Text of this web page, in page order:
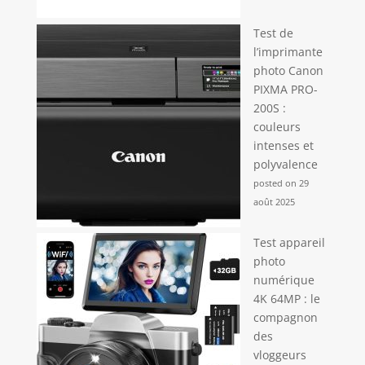
Test de
l’imprimante
photo Canon
PIXMA PRO-
200S :
couleurs
intenses et
polyvalence
posted on 29
août 2025
Test appareil
photo
numérique
4K 64MP : le
compagnon
des
vloggeurs